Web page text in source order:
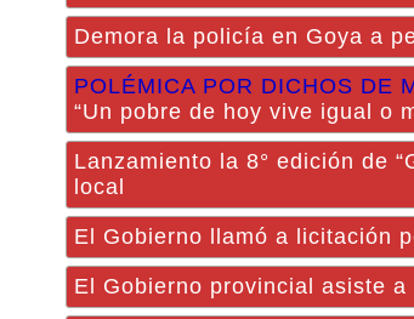
Demora la policía en Goya a
POLÉMICA POR DICHOS DE
“Un pobre de hoy vive igual o
Lanzamiento la 8° edición de
local
El Gobierno llamó a licitación
El Gobierno provincial asiste